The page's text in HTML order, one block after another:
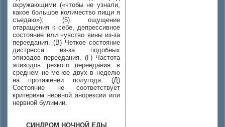
окружающими («чтобы не узнали,
какое большое количество пищи я
съедаю»); (5) ощущение
отвращения к себе, депрессивное
состояние или чувство вины из-за
переедания. (B) Четкое состояние
дистресса из-за подобных
эпизодов переедания. (Г) Частота
эпизодов резкого переедания в
среднем не менее двух в неделю
на протяжении полугода. (Д)
Состояние не соответствует
критериям нервной анорексии или
нервной булимии.
СИНДРОМ НОЧНОЙ ЕДЫ